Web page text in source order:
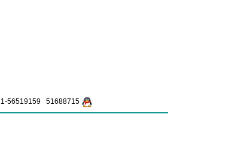
56519159 51688715